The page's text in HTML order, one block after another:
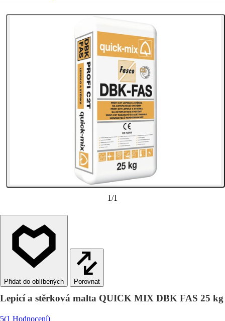
1/1
Porovnat
Lepicí a stěrková malta QUICK MIX DBK FAS 25 kg
5(1 Hodnocení)